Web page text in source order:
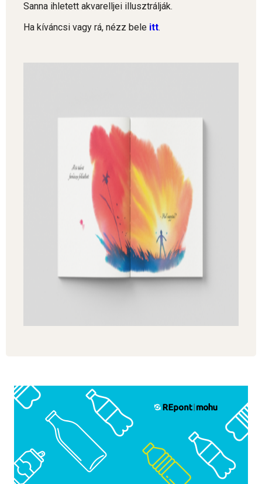
Sanna ihletett akvarelljei illusztrálják.
Ha kíváncsi vagy rá, nézz bele itt.